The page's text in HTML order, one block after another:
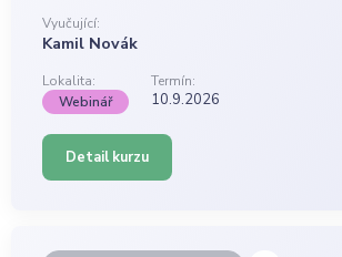
Vyučující:
Kamil Novák
Lokalita:
Termín:
Webinář
10.9.2026
Detail kurzu